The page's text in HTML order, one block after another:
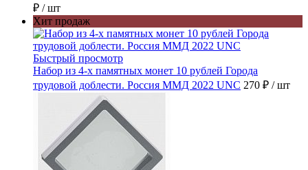
₽ / шт
Хит продаж
Быстрый просмотр
Набор из 4-х памятных монет 10 рублей Города
трудовой доблести. Россия ММД 2022 UNC 270 ₽ / шт